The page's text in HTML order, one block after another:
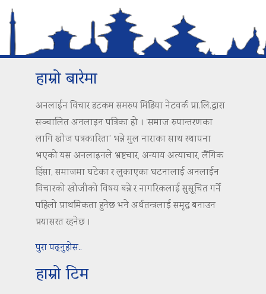
हाम्रो बारेमा
अनलाईन विचार डटकम समरुप मिडिया नेटवर्क प्रा.लि.द्वारा
सञ्चालित अनलाइन पत्रिका हो । ‘समाज रुपान्तरणका
लागि खोज पत्रकारिता’ भन्ने मुल नाराका साथ स्थापना
भएको यस अनलाइनले भ्रष्टचार, अन्याय अत्याचार, लैंगिक
हिंसा, समाजमा घटेका र लुकाएका घटनालाई अनलाईन
विचारको खोजीको विषय बन्ने र नागरिकलाई सुसूचित गर्ने
पहिलो प्राथमिकता हुनेछ भने अर्थतन्त्रलाई समृद्ध बनाउन
प्रयासरत रहनेछ ।
पुरा पढ्नुहोस..
हाम्रो टिम